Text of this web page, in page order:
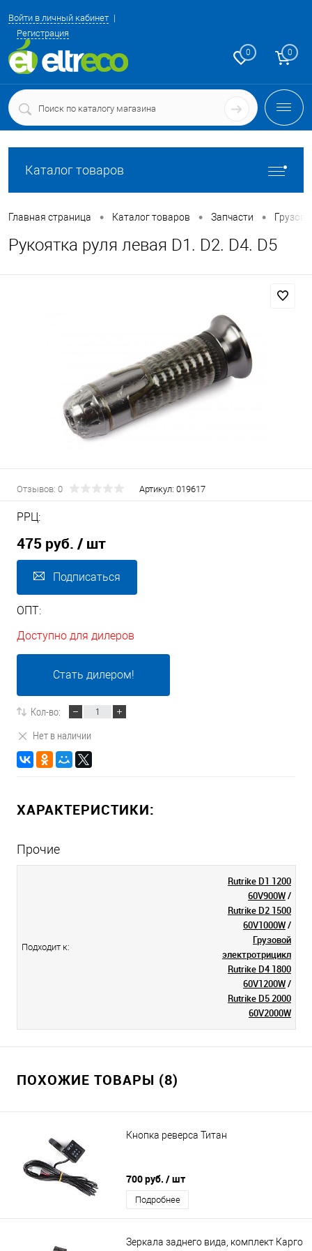
Войти в личный кабинет
Регистрация
0 0
Каталог товаров
Главная страница • Каталог товаров • Запчасти •
Рукоятка руля левая D1. D2. D4. D5
Отзывов: 0 Артикул: 019617
РРЦ:
475 руб. / шт
Подписаться
ОПТ:
Доступно для дилеров
Стать дилером!
Кол-во:
Нет в наличии
ХАРАКТЕРИСТИКИ:
Прочие
Подходит к:
Rutrike D1 1200
60V900W/
Rutrike D2 1500
60V1000W/
Грузовой
электротрицикл
Rutrike D4 1800
60V1200W/
Rutrike D5 2000
60V2000W
ПОХОЖИЕ ТОВАРЫ (8)
Кнопка реверса Титан
700 руб. / шт
Подробнее
Зеркала заднего вида, комплект Карго